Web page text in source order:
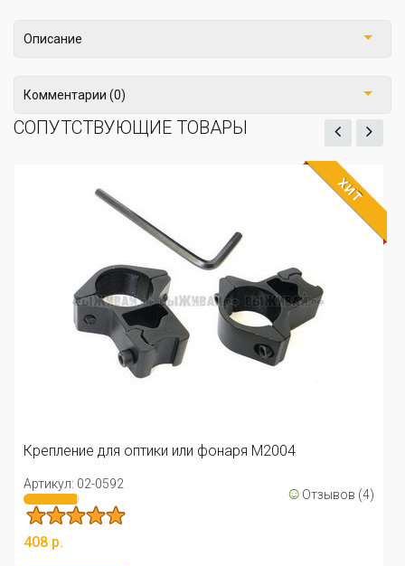
Описание
Комментарии (0)
СОПУТСТВУЮЩИЕ ТОВАРЫ
или фонаря M2004
В корзину